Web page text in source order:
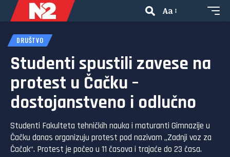
Aa
DRUŠTVO
Studenti spustili zavese na
protest u Čačku –
dostojanstveno i odlučno
Studenti Fakulteta tehničkih nauka i maturanti Gimnazije u
Čačku danas organizuju protest pod nazivom „Zadnji voz za
Čačak“. Protest je počeo u 11 časova i trajaće do 23 časa.